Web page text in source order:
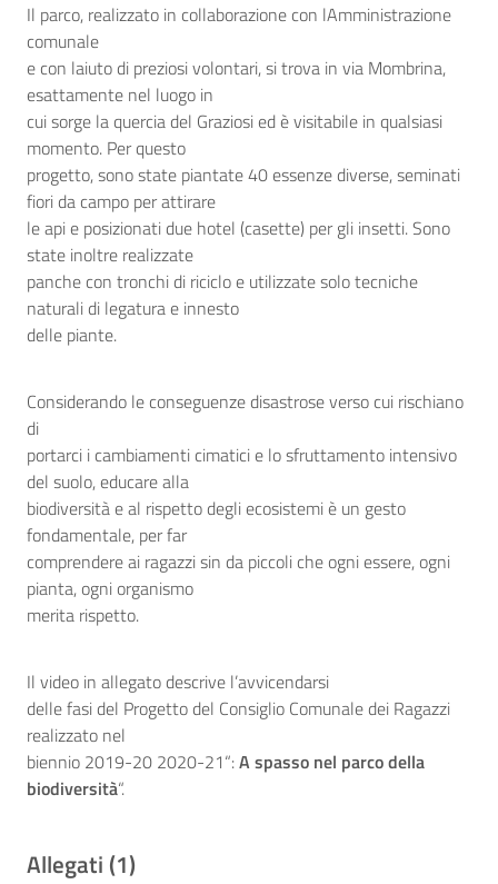
Il parco, realizzato in collaborazione con lAmministrazione
comunale
e con laiuto di preziosi volontari, si trova in via Mombrina,
esattamente nel luogo in
cui sorge la quercia del Graziosi ed è visitabile in qualsiasi
momento. Per questo
progetto, sono state piantate 40 essenze diverse, seminati
fiori da campo per attirare
le api e posizionati due hotel (casette) per gli insetti. Sono
state inoltre realizzate
panche con tronchi di riciclo e utilizzate solo tecniche
naturali di legatura e innesto
delle piante.
Considerando le conseguenze disastrose verso cui rischiano
di
portarci i cambiamenti cimatici e lo sfruttamento intensivo
del suolo, educare alla
biodiversità e al rispetto degli ecosistemi è un gesto
fondamentale, per far
comprendere ai ragazzi sin da piccoli che ogni essere, ogni
pianta, ogni organismo
merita rispetto.
Il video in allegato descrive l’avvicendarsi
delle fasi del Progetto del Consiglio Comunale dei Ragazzi
realizzato nel
biennio 2019-20 2020-21“:A spasso nel parco della
biodiversità“.
Allegati (1)